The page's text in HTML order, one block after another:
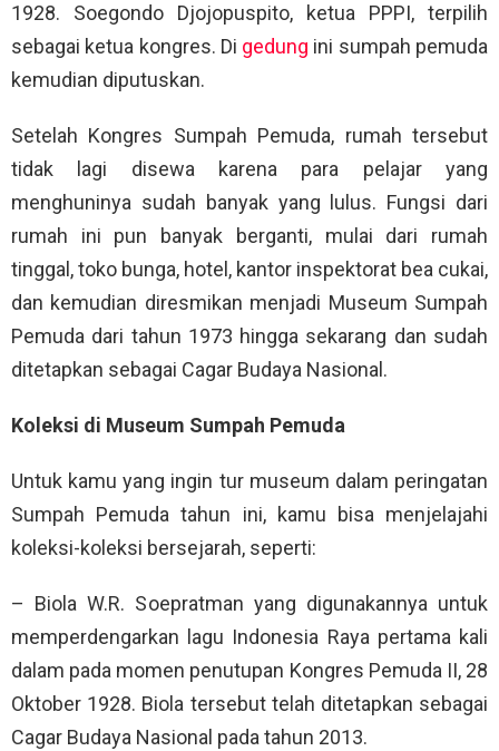
1928. Soegondo Djojopuspito, ketua PPPI, terpilih
sebagai ketua kongres. Di gedung ini sumpah pemuda
kemudian diputuskan.
Setelah Kongres Sumpah Pemuda, rumah tersebut
tidak lagi disewa karena para pelajar yang
menghuninya sudah banyak yang lulus. Fungsi dari
rumah ini pun banyak berganti, mulai dari rumah
tinggal, toko bunga, hotel, kantor inspektorat bea cukai,
dan kemudian diresmikan menjadi Museum Sumpah
Pemuda dari tahun 1973 hingga sekarang dan sudah
ditetapkan sebagai Cagar Budaya Nasional.
Koleksi di Museum Sumpah Pemuda
Untuk kamu yang ingin tur museum dalam peringatan
Sumpah Pemuda tahun ini, kamu bisa menjelajahi
koleksi-koleksi bersejarah, seperti:
– Biola W.R. Soepratman yang digunakannya untuk
memperdengarkan lagu Indonesia Raya pertama kali
dalam pada momen penutupan Kongres Pemuda II, 28
Oktober 1928. Biola tersebut telah ditetapkan sebagai
Cagar Budaya Nasional pada tahun 2013.